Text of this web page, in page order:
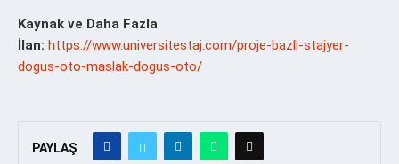
Kaynak ve Daha Fazla
İlan: https://www.universitestaj.com/proje-bazli-stajyer-
dogus-oto-maslak-dogus-oto/
PAYLAŞ